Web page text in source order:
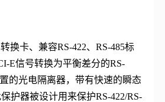
换卡、兼容RS-422、RS-485标
E信号转换为平衡差分的RS-
的光电隔离器，带有快速的瞬态
护器被设计用来保护RS-422/RS-